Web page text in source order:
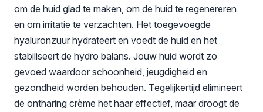
om de huid glad te maken, om de huid te regenereren
en om irritatie te verzachten. Het toegevoegde
hyaluronzuur hydrateert en voedt de huid en het
stabiliseert de hydro balans. Jouw huid wordt zo
gevoed waardoor schoonheid, jeugdigheid en
gezondheid worden behouden. Tegelijkertijd elimineert
de ontharing crème het haar effectief, maar droogt de